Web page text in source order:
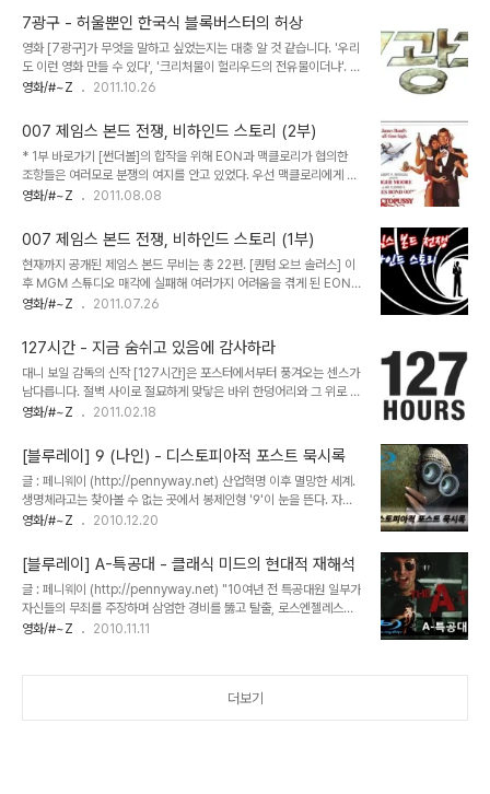
났..
실보다는 기존 본드 영화의 클리셰를 모두 제거한 채 자신에게 제임스
본드를 연기하라고 하니 환장할 노릇이었던 거죠. 하지만 결과적으로
다니엘 크레이그의 제임스 본드는 대성공이었습니다. 크레이그는 그
어떤 007보다도 젊고 터프하며, 근육질의 야수 같은 남성상을 보여
주었죠. 게다가 멍청한 헐리우드 블록버스터로 전락해가던 본드 시리
번 회귀할 수 있던 기회도 제공했습니다. 물론 크레이그..
7광구 - 허울뿐인 한국식 블록버스터의 허상
영화 [7광구]가 무엇을 말하고 싶었는지는 대충 알 것 같습니다. '우리
도 이런 영화 만들 수 있다', '크리처물이 헐리우드의 전유물이더냐'. 뭐
이런 치기어린 외침이 들려오는 듯 하니까요. 실제로 처음에 영화를 딱
를 보다보면 [에이리언], [괴물 The Thing], [레릭], [레비아탄] 등
어디선가 많이 봤던 일련의 크리처물들이 팍팍 떠오릅니다. 그만큼 도
식적이고 기성품의 냄새가 진동하는 영화란 얘기지요. (이게 꼭 나쁘
다는 건 아닙니다) 한국형 블록버스터를 표방한 영화답게 캐스팅도 막
강합니다. 여전사 이미지가 확실한데다, [시크릿 가든]으로 인기 상승
감초 조연..
영화/#~Z 2011.10.26
007 제임스 본드 전쟁, 비하인드 스토리 (2부)
* 1부 바로가기 [썬더볼]의 합작을 위해 EON과 맥클로리가 협의한
조항들은 여러모로 분쟁의 여지를 안고 있었다. 우선 맥클로리에게 있
어서는 12년간 제임스 본드 영화에 대해 어떠한 권한도 행사할 수 없
스펙터와 블로펠드의 캐릭터를 마음껏 사용하면서 톡톡히 재미를 보
고 있을때에도 맥클로리는 넋놓고 바라볼 수 밖에 없었다. [007 썬더
볼]의 도쿄 프리미어 현장. 왼쪽이 커비 브로콜리이며 오른쪽이 케빈
맥클로리이다. 두 사람의 동맹관계는 안타깝게도 [썬더볼] 한편으로
끝나고 만다. 반면 EON측에 있어서도 이 조항은 좌불안석의 시한폭
드에 대한 권리주장을 해 올지 예측할 ..
영화/#~Z 2011.08.08
007 제임스 본드 전쟁, 비하인드 스토리 (1부)
현재까지 공개된 제임스 본드 무비는 총 22편. [퀀텀 오브 솔러스] 이
후 MGM 스튜디오 매각에 실패해 여러가지 어려움을 겪게 된 EON
측이 제작을 보류한 바 있지만 2012년 10월에 23편의 개봉이 확정
기존의 22편 외에도 두 편의 007 영화가 더 있다는 사실 정도는 알
고 있을 것이다. 그 중 한편은 괴작 신세를 면치 못하고 있는 [카지노
로열 (1967)]이고, 또 한편은 [네버 세이 네버 어게인]이다. 특히
1983년의 극장가에서는 두 편의 제임스 본드 무비, [007 옥토퍼시]
와 [네버 세이 네버 어게인]의 대결이라는 진풍경이 펼쳐졌다. 3대 제
네리의 자존..
영화/#~Z 2011.07.26
127시간 - 지금 숨쉬고 있음에 감사하라
대니 보일 감독의 신작 [127시간]은 포스터에서부터 풍겨오는 센스가
남다릅니다. 절벽 사이로 절묘하게 맞닿은 바위 한덩어리와 그 위로 몸
을 받치고 있는 주인공의 모습. 거시적인 관점에서 보면 마치 모래시계
뭉게 버리는 발편집을 해놨어요 -_-) 그리고 제목은 '127시간'이지
요. 대략 '시간'이 중요한 테마라는 것은 알겠습니다. 그럼 어떤 시간을
말하는 것일까요? 주인공 아론(제임스 프랑코 분)은 산악인입니다. 무
엇인가를 바쁘게 챙기는 가운데, 전화벨이 울리지만 전화를 받지는 않
습니다. 이윽고 자동응답기로 넘어가자 여동생인 듯 한 여자가 자신의
정에 필요한 물건들을 챙깁니..
영화/#~Z 2011.02.18
[블루레이] 9 (나인) - 디스토피아적 포스트 묵시록
글 : 페니웨이 (http://pennyway.net) 산업혁명 이후 멸망한 세계.
생명체라고는 찾아볼 수 없는 곳에서 봉제인형 '9'이 눈을 뜬다. 자신
을 만든 과학자는 죽어있고, 바깥 세상은 을씨년스럽기만 하다. 자신과
협적인 기계괴물들의 존재도 알게 된다. 세상은 왜 멸망하게 된 것일
까? 생명없는 세상에 덩그러니 남게된 9명의 봉제인형들은 누구이며
기계들은 왜 이들을 죽이려 드는 걸까? 팀 버튼의 이름을 앞세워 홍보
에 나선 [9]은 아마도 작년에 개봉한 애니메이션, 아니 그간 헐리우드
에서 발표한 애니메이션 가운데서도 손에 꼽을만큼 다크한 작품일 것
영화/#~Z 2010.12.20
[블루레이] A-특공대 - 클래식 미드의 현대적 재해석
글 : 페니웨이 (http://pennyway.net) "10여년 전 특공대원 일부가
자신들의 무죄를 주장하며 삼엄한 경비를 뚫고 탈출, 로스엔젤레스의
지하로 잠적해 버린 사건이 있었다. 그들은 아직도 자신들의 신분을 감
었어야 할 시간대에 방영된 'A-특공대'는 (필자를 포함해) 유독 많은
영화/#~Z 2010.11.11
더보기